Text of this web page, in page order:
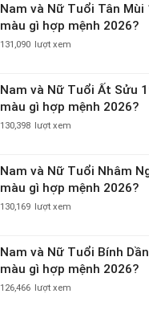
Nam và Nữ Tuổi Tân Mùi
màu gì hợp mệnh 2026?
131,090 lượt xem
Nam và Nữ Tuổi Ất Sửu
màu gì hợp mệnh 2026?
130,398 lượt xem
Nam và Nữ Tuổi Nhâm
màu gì hợp mệnh 2026?
130,169 lượt xem
Nam và Nữ Tuổi Bính
màu gì hợp mệnh 2026?
126,466 lượt xem